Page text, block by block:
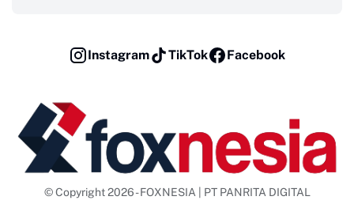
Instagram TikTok Facebook
© Copyright 2026 - FOXNESIA | PT PANRITA DIGITAL